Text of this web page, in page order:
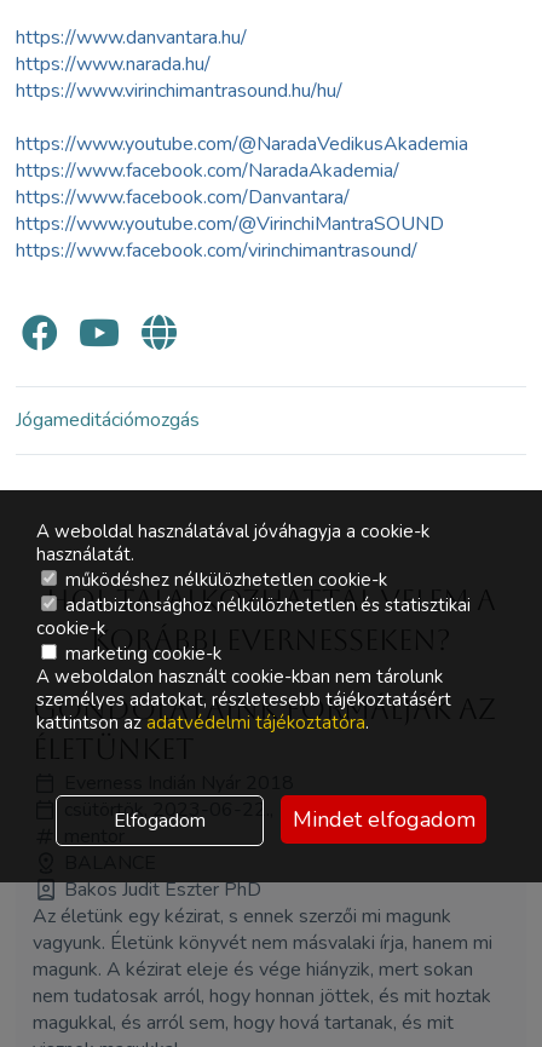
https://www.danvantara.hu/
https://www.narada.hu/
https://www.virinchimantrasound.hu/hu/
https://www.youtube.com/@NaradaVedikusAkademia
https://www.facebook.com/NaradaAkademia/
https://www.facebook.com/Danvantara/
https://www.youtube.com/@VirinchiMantraSOUND
https://www.facebook.com/virinchimantrasound/
Jógameditációmozgás
Hol Talalkozhattál velem a
korábbi Evernesseken?
Gondolataink formálják az
csütörtök, 2023-06-22., 13:30 - 14:30
Bakos Judit Eszter PhD
Az életünk egy kézirat, s ennek szerzői mi magunk
vagyunk. Életünk könyvét nem másvalaki írja, hanem mi
magunk. A kézirat eleje és vége hiányzik, mert sokan
nem tudatosak arról, hogy honnan jöttek, és mit hoztak
magukkal, és arról sem, hogy hová tartanak, és mit
A weboldal használatával jóváhagyja a cookie-k
használatát.
működéshez nélkülözhetetlen cookie-k
adatbiztonsághoz nélkülözhetetlen és statisztikai
cookie-k
marketing cookie-k
A weboldalon használt cookie-kban nem tárolunk
személyes adatokat, részletesebb tájékoztatásért
kattintson az adatvédelmi tájékoztatóra.
Elfogadom Mindet elfogadom